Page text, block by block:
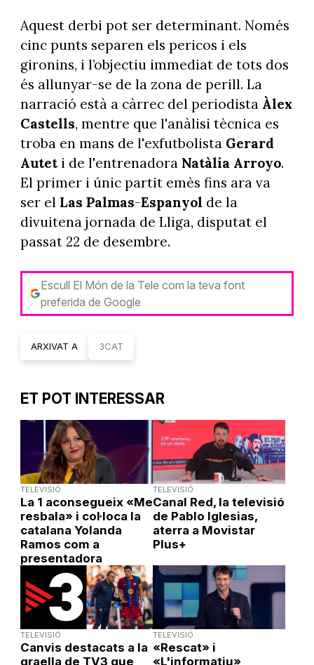
Aquest derbi pot ser determinant. Només
cinc punts separen els pericos i els
gironins, i l’objectiu immediat de tots dos
és allunyar-se de la zona de perill. La
narració està a càrrec del periodista Àlex
Castells, mentre que l'anàlisi tècnica es
troba en mans de l'exfutbolista Gerard
Auteti de l'entrenadora Natàlia Arroyo.
El primer i únic partit emès fins ara va
ser el Las Palmas-Espanyol de la
divuitena jornada de Lliga, disputat el
passat 22 de desembre.
Escull El Món de la Tele com la teva font
preferida de Google
ARXIVAT A 3CAT
ET POT INTERESSAR
TELEVISIÓ
La 1 aconsegueix «Me
resbala» i col·loca la
catalana Yolanda
Ramos com a
presentadora
TELEVISIÓ
Canal Red, la televisió
de Pablo Iglesias,
aterra a Movistar
Plus+
TELEVISIÓ
Canvis destacats a la
graella de TV3 que
TELEVISIÓ
«Rescat» i
«L'informatiu»